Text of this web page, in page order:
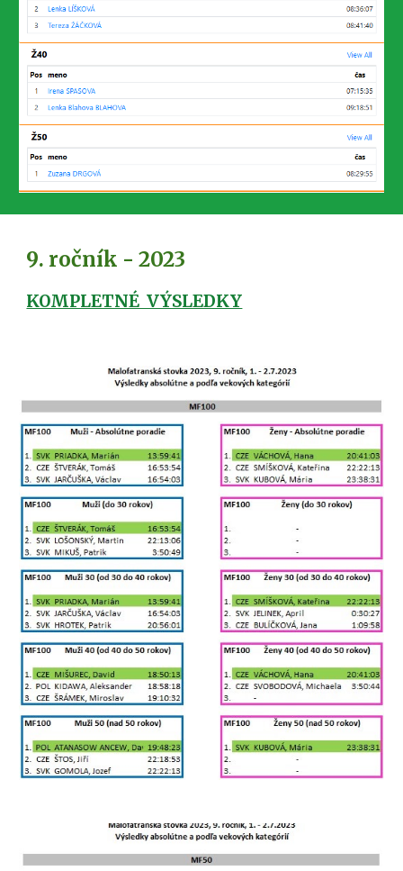
9. ročník - 2023
KOMPLETNÉ VÝSLEDKY